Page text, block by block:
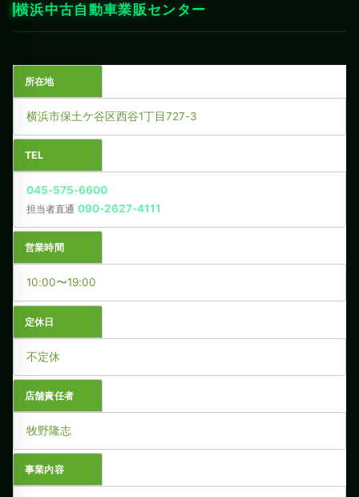
横浜中古自動車業販センター
所在地
横浜市保土ケ谷区西谷1丁目727-3
TEL
045-575-6600
担当者直通 090-2627-4111
営業時間
10:00〜19:00
定休日
不定休
店舗責任者
牧野隆志
事業内容